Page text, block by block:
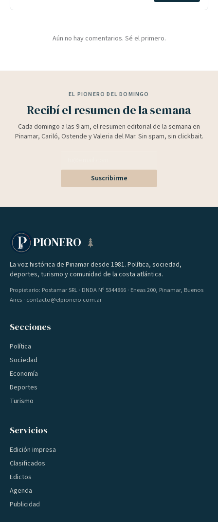
Aún no hay comentarios. Sé el primero.
EL PIONERO DEL DOMINGO
Recibí el resumen de la semana
Cada domingo a las 9 am, el resumen editorial de la semana en
Pinamar, Cariló, Ostende y Valeria del Mar. Sin spam, sin clickbait.
Suscribirme
PIONERO
La voz histórica de Pinamar desde 1981. Política, sociedad,
deportes, turismo y comunidad de la costa atlántica.
Propietario: Postamar SRL · DNDA Nº 5344866 · Eneas 200, Pinamar, Buenos
Aires · contacto@elpionero.com.ar
Secciones
Política
Sociedad
Economía
Deportes
Turismo
Servicios
Edición impresa
Clasificados
Edictos
Agenda
Publicidad